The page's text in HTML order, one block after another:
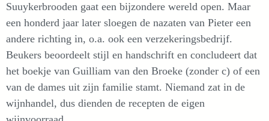
Suuykerbrooden gaat een bijzondere wereld open. Maar
een honderd jaar later sloegen de nazaten van Pieter een
andere richting in, o.a. ook een verzekeringsbedrijf.
Beukers beoordeelt stijl en handschrift en concludeert dat
het boekje van Guilliam van den Broeke (zonder c) of een
van de dames uit zijn familie stamt. Niemand zat in de
wijnhandel, dus dienden de recepten de eigen